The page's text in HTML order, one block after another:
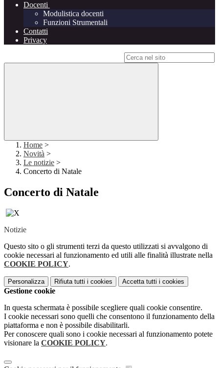
Docenti
Modulistica docenti
Funzioni Strumentali
Contatti
Privacy
Home >
Novità >
Le notizie >
Concerto di Natale
Concerto di Natale
Notizie
Questo sito o gli strumenti terzi da questo utilizzati si avvalgono di
cookie necessari al funzionamento ed utili alle finalità illustrate nella
COOKIE POLICY.
Personalizza Rifiuta tutti i cookies Accetta tutti i cookies
Gestione cookie
In questa schermata è possibile scegliere quali cookie consentire.
I cookie necessari sono quelli che consentono il funzionamento della
piattaforma e non è possibile disabilitarli.
Per conoscere quali sono i cookie necessari al funzionamento potete
visionare la COOKIE POLICY.